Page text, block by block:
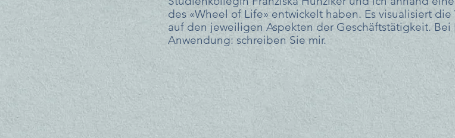
des «Wheel of Life» entwickelt haben. Es visualisiert
auf den jeweiligen Aspekten der Geschäftstätigkeit. Bei
Anwendung: schreiben Sie mir.